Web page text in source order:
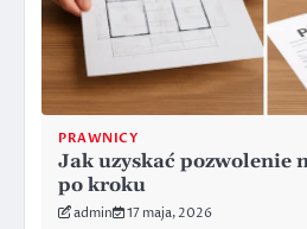
PRAWNICY
Jak uzyskać pozwolenie
po kroku
admin 17 maja, 2026